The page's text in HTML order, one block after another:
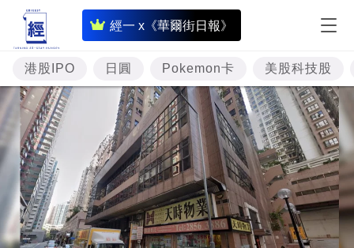
經一 x《華爾街日報》
即
時
財
經
題
投
資
樓
市
港股IPO 日圓 Pokemon卡 美股科技股